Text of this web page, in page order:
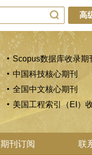
高
Scopus数据库收录期
中国科技核心期刊
全国中文核心期刊
美国工程索引（EI）
期刊订阅 联